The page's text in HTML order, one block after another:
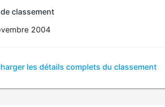
classement
2004
les détails complets du classement